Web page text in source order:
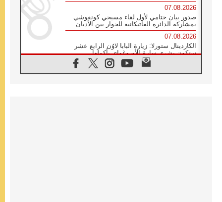
07.08.2026
صدور بيان ختامي لأول لقاء مسيحي كونفوشي
بمشاركة الدائرة الفاتيكانية للحوار بين الأديان
07.08.2026
الكاردينال ستورلا: زيارة البابا لاوُن الرابع عشر
ستكون بشرى سارة للأوروغواي بأكملها
الفاتيكان يعلن برنامج الزيارة الرسولية للبابا لاوُن